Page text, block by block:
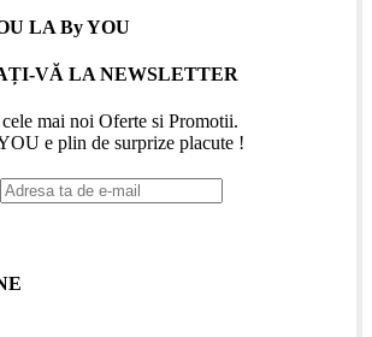
LA By YOU
VĂ LA NEWSLETTER
mai noi Oferte si Promotii.
e plin de surprize placute !